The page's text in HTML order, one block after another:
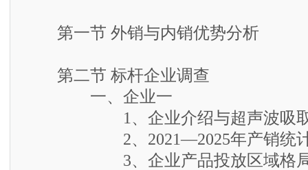
第一节 外销与内销优势分析
第二节 标杆企业调查
一、企业一
1、企业介绍与超声波吸取式
2、2021—2025年产销统计
3、企业产品投放区域格